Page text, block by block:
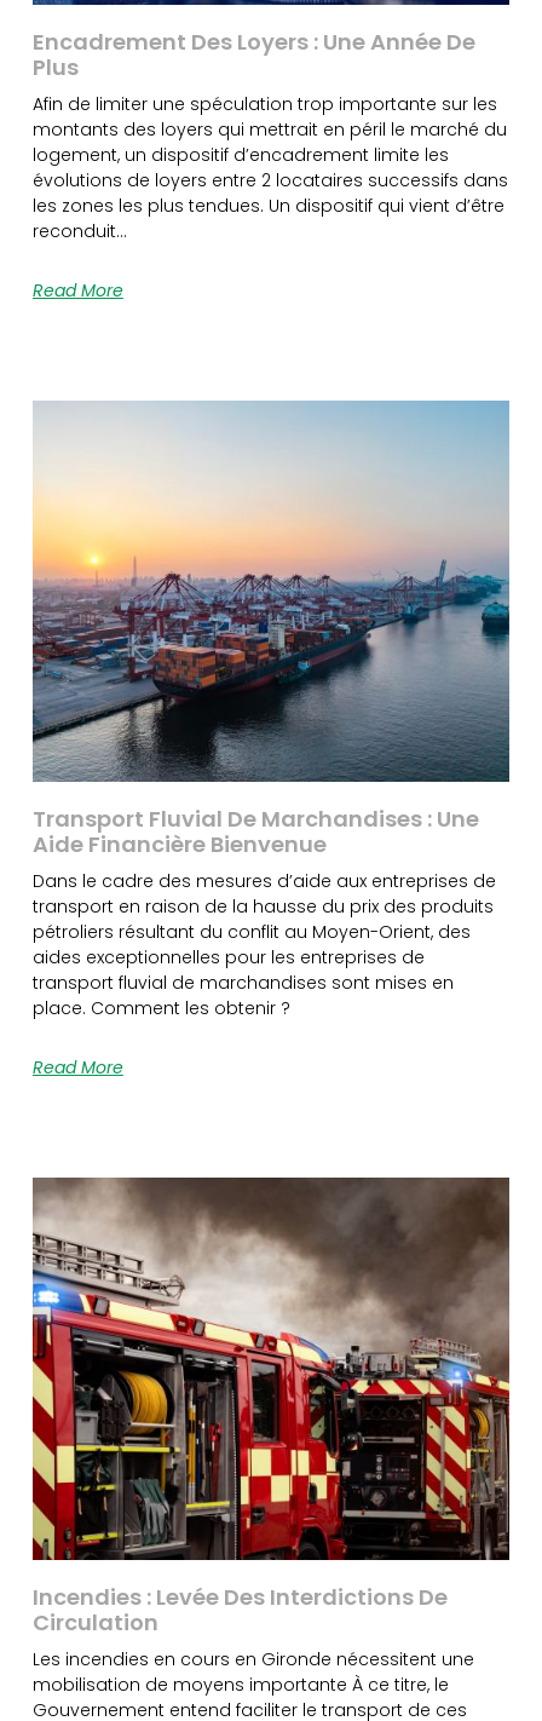
Encadrement Des Loyers : Une Année De
Plus
Afin de limiter une spéculation trop importante sur les
montants des loyers qui mettrait en péril le marché du
logement, un dispositif d’encadrement limite les
évolutions de loyers entre 2 locataires successifs dans
les zones les plus tendues. Un dispositif qui vient d’être
reconduit…
Read More
Transport Fluvial De Marchandises : Une
Aide Financière Bienvenue
Dans le cadre des mesures d’aide aux entreprises de
transport en raison de la hausse du prix des produits
pétroliers résultant du conflit au Moyen-Orient, des
aides exceptionnelles pour les entreprises de
transport fluvial de marchandises sont mises en
place. Comment les obtenir ?
Read More
Incendies : Levée Des Interdictions De
Circulation
Les incendies en cours en Gironde nécessitent une
mobilisation de moyens importante À ce titre, le
Gouvernement entend faciliter le transport de ces